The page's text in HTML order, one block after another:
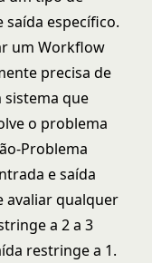
específico.
um Workflow
precisa de
que
o problema
Problema
e saída
avaliar qualquer
a 2 a 3
restringe a 1.